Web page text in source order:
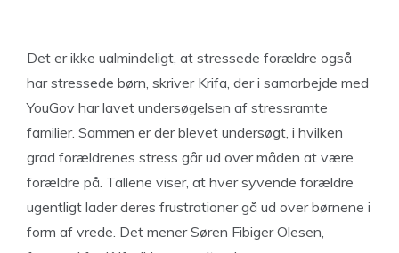
Det er ikke ualmindeligt, at stressede forældre også
har stressede børn, skriver Krifa, der i samarbejde med
YouGov har lavet undersøgelsen af stressramte
familier. Sammen er der blevet undersøgt, i hvilken
grad forældrenes stress går ud over måden at være
forældre på. Tallene viser, at hver syvende forældre
ugentligt lader deres frustrationer gå ud over børnene i
form af vrede. Det mener Søren Fibiger Olesen,